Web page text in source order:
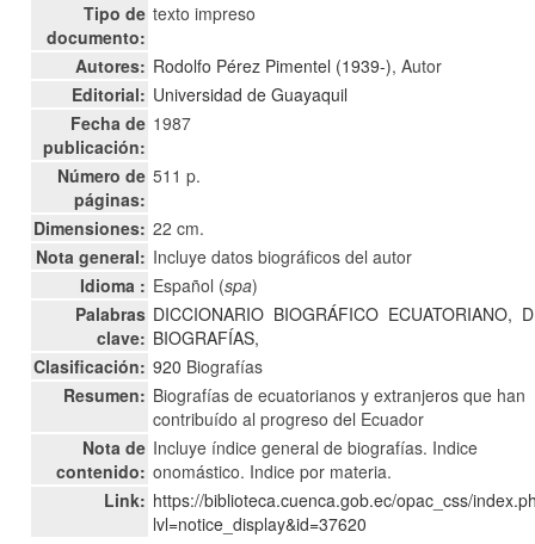
Tipo de
documento:
texto impreso
Autores: Rodolfo Pérez Pimentel (1939-), Autor
Editorial: Universidad de Guayaquil
Fecha de
publicación:
1987
Número de
páginas:
511 p.
Dimensiones: 22 cm.
Nota general: Incluye datos biográficos del autor
Idioma : Español (spa)
Palabras
clave:
DICCIONARIO BIOGRÁFICO ECUATORIANO,
BIOGRAFÍAS,
Clasificación: 920 Biografías
Resumen: Biografías de ecuatorianos y extranjeros que han
contribuído al progreso del Ecuador
Nota de
contenido:
Incluye índice general de biografías. Indice
onomástico. Indice por materia.
Link: https://biblioteca.cuenca.gob.ec/opac_css/
lvl=notice_display&id=37620